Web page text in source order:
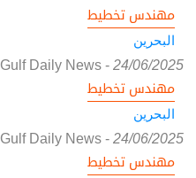
مهندس تخطيط
البحرين
Gulf Daily News- 24/06/2025
مهندس تخطيط
البحرين
Gulf Daily News- 24/06/2025
مهندس تخطيط